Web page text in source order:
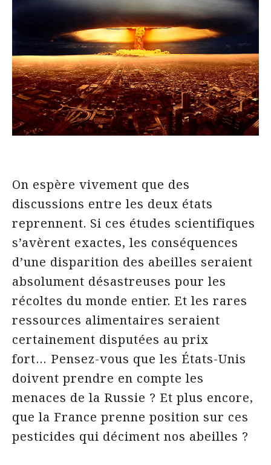
On espère vivement que des
discussions entre les deux états
reprennent. Si ces études scientifiques
s’avèrent exactes, les conséquences
d’une disparition des abeilles seraient
absolument désastreuses pour les
récoltes du monde entier. Et les rares
ressources alimentaires seraient
certainement disputées au prix
fort… Pensez-vous que les États-Unis
doivent prendre en compte les
menaces de la Russie ? Et plus encore,
que la France prenne position sur ces
pesticides qui déciment nos abeilles ?